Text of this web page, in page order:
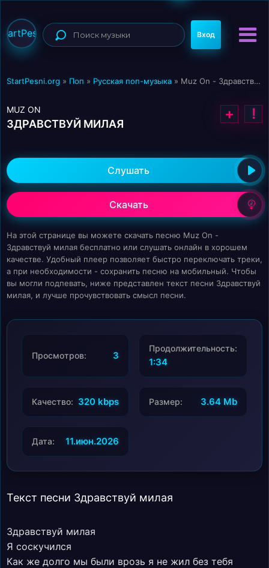
Вход
StartPesni.org » Поп » Русская поп-музыка » Muz On - Здравствуй милая
MUZ ON
ЗДРАВСТВУЙ МИЛАЯ
+ !
Слушать
Скачать
На этой странице вы можете скачать песню Muz On -
Здравствуй милая бесплатно или слушать онлайн в хорошем
качестве. Удобный плеер позволяет быстро переключать треки,
а при необходимости - сохранить песню на мобильный. Чтобы
вы могли подпевать, ниже представлен текст песни Здравствуй
милая, и лучше прочувствовать смысл песни.
Просмотров: 3
Продолжительность:
1:34
Качество: 320 kbps Размер: 3.64 Mb
Дата: 11.июн.2026
Текст песни Здравствуй милая
Здравствуй милая
Я соскучился
Как же долго мы были врозь я не жил без тебя